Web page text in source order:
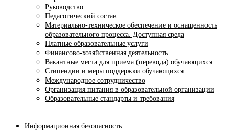
Руководство
Педагогический состав
Материально-техническое обеспечение и оснащенность
образовательного процесса. Доступная среда
Платные образовательные услуги
Финансово-хозяйственная деятельность
Вакантные места для приема (перевода) обучающихся
Стипендии и меры поддержки обучающихся
Международное сотрудничество
Организация питания в образовательной организации
Образовательные стандарты и требования
Информационная безопасность